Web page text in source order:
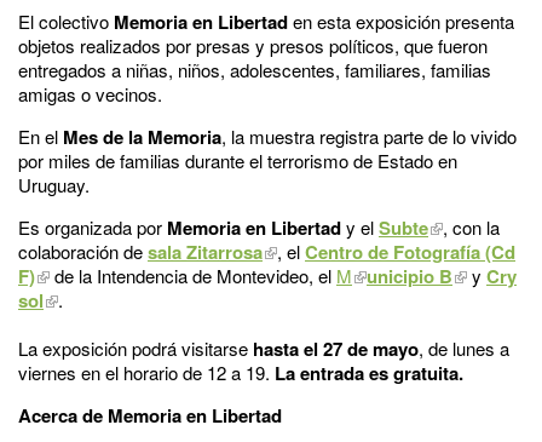
El colectivo Memoria en Libertaden esta exposición presenta
objetos realizados por presas y presos políticos, que fueron
entregados a niñas, niños, adolescentes, familiares, familias
amigas o vecinos.
En el Mes de la Memoria, la muestra registra parte de lo vivido
por miles de familias durante el terrorismo de Estado en
Uruguay.
Es organizada por Memoria en Libertady elSubte
, con la
colaboración desala Zitarrosa , elCentro de Fotografía (Cd
F)
de la Intendencia de Montevideo, el M unicipio B y Cry
sol
.
La exposición podrá visitarse hasta el 27 de mayo, de lunes a
viernes en el horario de 12 a 19. La entrada es gratuita.
Acerca de Memoria en Libertad